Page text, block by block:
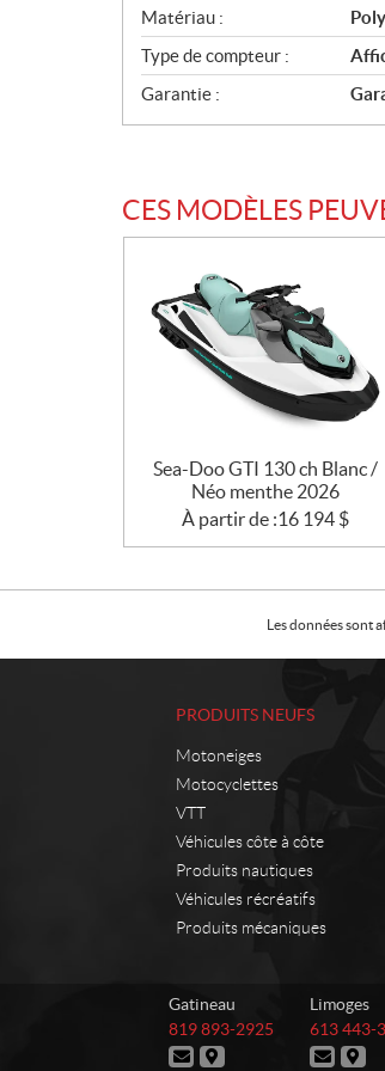
Matériau :
Type de compteur :
Garantie :
CES MODÈLES
Sea-Doo GTI 130 ch Blanc /
Néo menthe 2026
À partir de :16 194 $
Les données sont
PRODUITS NEUFS
Motoneiges
Motocyclettes
VTT
Véhicules côte à côte
Produits nautiques
Véhicules récréatifs
Produits mécaniques
Gatineau
T
é
819 893-2925
N
I
Limoges
T
é
613 443-
N
I